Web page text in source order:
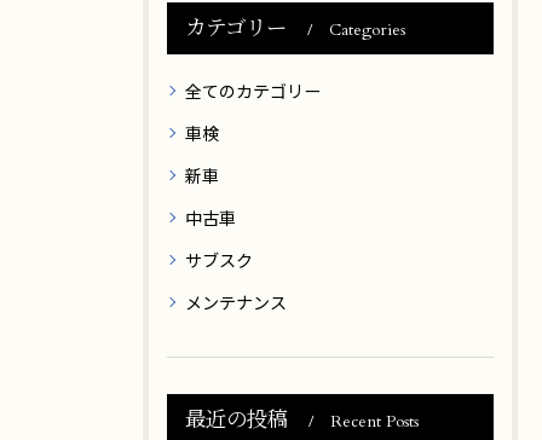
カテゴリー Categories
全てのカテゴリー
車検
新車
中古車
サブスク
メンテナンス
最近の投稿 Recent Posts